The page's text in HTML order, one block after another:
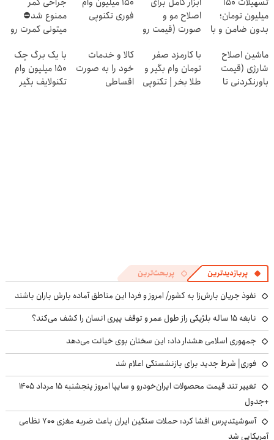
میلیون تومان؛
بدون ضامن و با
دوساله
اصلاح مو و
صورت (قیمت رو
نمیکنی!)
فوری تکنوپی
ممنوع شد⛔
میتونی کمرت رو
کنی! 👈🏻
پرسش‌نامه
ماشین اصلاح
شارژی (قیمت
باورنکردنی تا
با کارمزد صفر
تومان وام بگیر و
طلا بخر | تکنوپی
کالا و خدمات
خود را به صورت
اقساطی
با یک برگ چک
150 میلیون وام
تکنولایف بگیر
پربازدیدترین پربحث‌ترین
نفوذ جریان بارش‌زا به کشور/ امروز و فردا این مناطق آماده بارش باران باشند
نابغه ۱۵ ساله بلژیکی راز طول عمر و توقف پیری انسان را کشف می‌کند؟
جمهوری اسلامی هشدار داد: این سخنان بوی خیانت می‌دهد
فوری| شرط جدید برای بازنشستگی اعلام شد
تغییر تند قیمت محصولات ایران‌خودرو و سایپا امروز پنجشنبه ۱۵ مرداد ۱۴۰۵
+جدول
آسوشیتدپرس افشا کرد: حملات سنگین ایران باعث ضربه مغزی ۷۰۰ نظامی
آمریکایی شد